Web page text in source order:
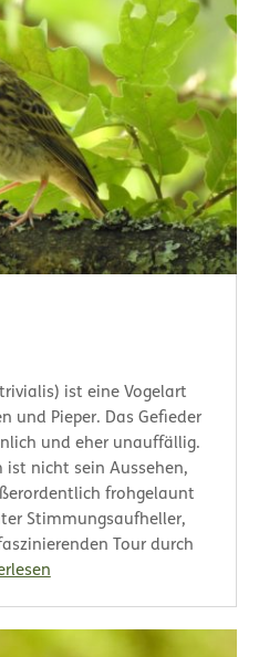
ist eine Vogelart
und Pieper. Das Gefieder
und eher unauffällig.
ist nicht sein Aussehen,
frohgelaunt
Stimmungsaufheller,
Tour durch